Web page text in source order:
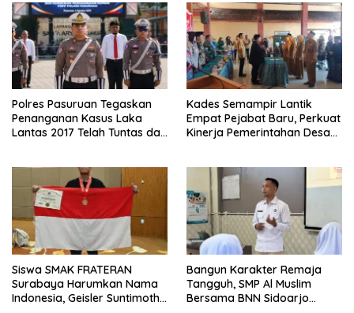
Polres Pasuruan Tegaskan
Penanganan Kasus Laka
Lantas 2017 Telah Tuntas dan
Kades Semampir Lantik
Empat Pejabat Baru, Perkuat
Kinerja Pemerintahan Desa
Siswa SMAK FRATERAN
Surabaya Harumkan Nama
Indonesia, Geisler Suntimothy
Bangun Karakter Remaja
Tangguh, SMP Al Muslim
Bersama BNN Sidoarjo